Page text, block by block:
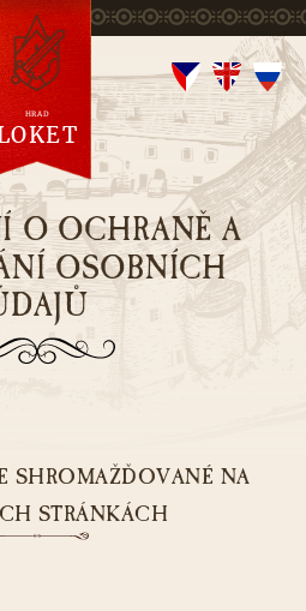
O OCHRANĚ A
OSOBNÍCH
SHROMAŽĎOVANÉ NA
STRÁNKÁCH
HRAD